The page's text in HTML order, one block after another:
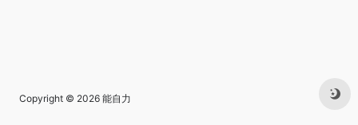
Copyright © 2026 能自力